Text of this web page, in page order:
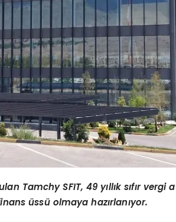
Tamchy SFIT, 49 yıllık sıfır vergi
üssü olmaya hazırlanıyor.